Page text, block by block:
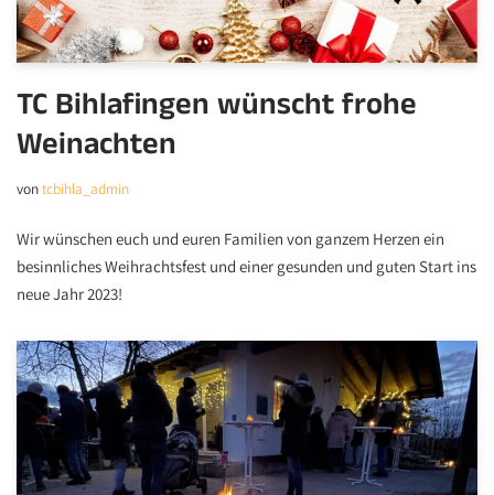
TC Bihlafingen wünscht frohe
Weinachten
vontcbihla_admin
Wir wünschen euch und euren Familien von ganzem Herzen ein
besinnliches Weihrachtsfest und einer gesunden und guten Start ins
neue Jahr 2023!